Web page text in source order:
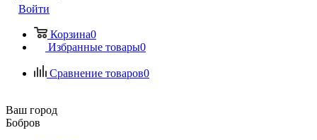
Войти
Корзина0
Избранные товары0
Сравнение товаров0
Ваш город
Бобров